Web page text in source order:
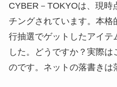
CYBER－TOKYOは、現時
チングされています。本格
行抽選でゲットしたアイテ
した。どうですか？実際
のです。ネットの落書きは